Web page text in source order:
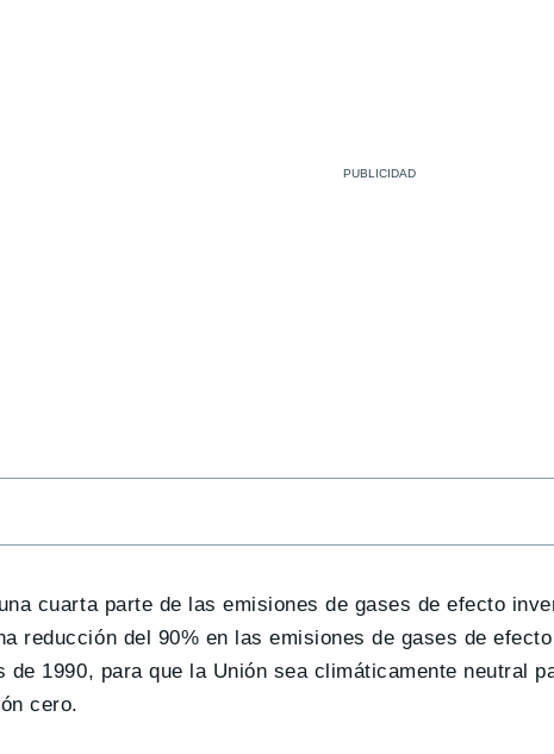
cuarta parte de las emisiones de gases de efecto
reducción del 90% en las emisiones de gases de
1990, para que la Unión sea climáticamente neutral
cero.